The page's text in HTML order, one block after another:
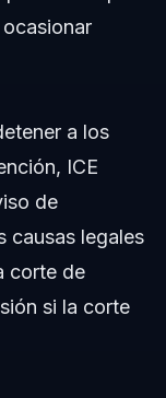
a los
ICE
de
causas legales
corte de
si la corte